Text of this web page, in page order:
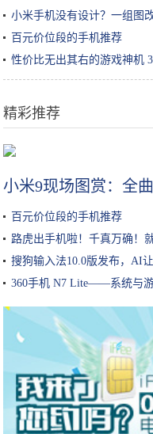
小米手机没有设计？一组图
百元价位段的手机推荐
性价比无出其右的游戏神机
精彩推荐
生孩子少受罪的女人，大部
小米9现场图赏：全
百元价位段的手机推荐
路虎出手机啦！千真万确！
搜狗输入法10.0版发布，AI
360手机 N7 Lite——系统与